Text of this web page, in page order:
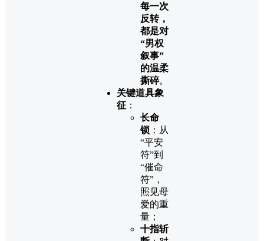
每一次
反转，
都是对
“男权
叙事”
的温柔
撕碎。
关键道具象
征 ：
长命
锁 ：从
“平安
符”到
“催命
符”，
照见母
爱的重
量；
十指斩